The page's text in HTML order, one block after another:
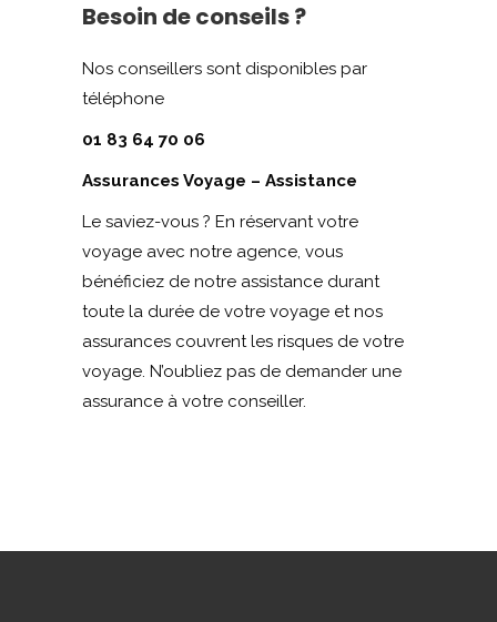
Besoin de conseils ?
Nos conseillers sont disponibles par
téléphone
01 83 64 70 06
Assurances Voyage – Assistance
Le saviez-vous ? En réservant votre
voyage avec notre agence, vous
bénéficiez de notre assistance durant
toute la durée de votre voyage et nos
assurances couvrent les risques de votre
voyage. N’oubliez pas de demander une
assurance à votre conseiller.